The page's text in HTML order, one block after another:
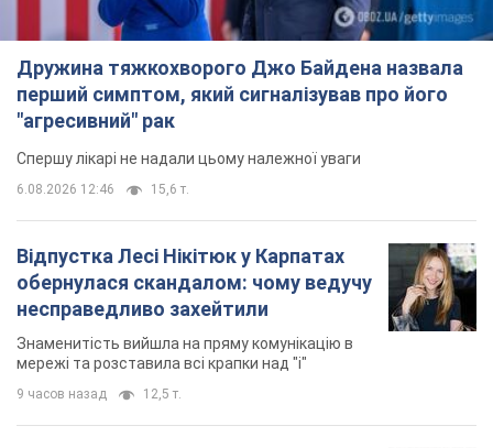
Дружина тяжкохворого Джо Байдена назвала
перший симптом, який сигналізував про його
"агресивний" рак
Спершу лікарі не надали цьому належної уваги
6.08.2026 12:46 15,6 т.
Відпустка Лесі Нікітюк у Карпатах
обернулася скандалом: чому ведучу
несправедливо захейтили
Знаменитість вийшла на пряму комунікацію в
мережі та розставила всі крапки над "і"
9 часов назад 12,5 т.